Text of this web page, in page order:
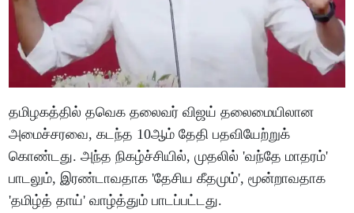
தமிழகத்தில் தவெக தலைவர் விஜய் தலைமையிலான
அமைச்சரவை, கடந்த 10ஆம் தேதி பதவியேற்றுக்
கொண்டது. அந்த நிகழ்ச்சியில், முதலில் 'வந்தே மாதரம்'
பாடலும், இரண்டாவதாக 'தேசிய கீதமும்', மூன்றாவதாக
'தமிழ்த் தாய்' வாழ்த்தும் பாடப்பட்டது.